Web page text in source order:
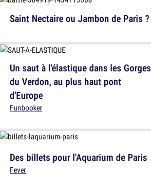
Un saut à l'élastique dans les Gorges
du Verdon, au plus haut pont
d'Europe
Funbooker
Saint Nectaire ou Jambon de Paris ?
Des billets pour l'Aquarium de Paris
Fever